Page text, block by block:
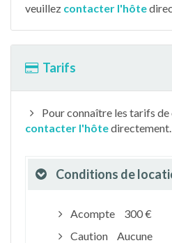
veuillez contacter l'hôte
Tarifs
Pour connaître les tarifs
contacter l'hôtedirectement.
Conditions de
Acompte
300 €
Caution
Aucune